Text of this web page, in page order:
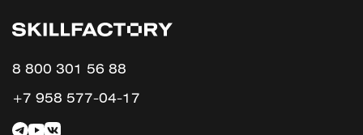
8 800 301 56 88
+7 958 577-04-17